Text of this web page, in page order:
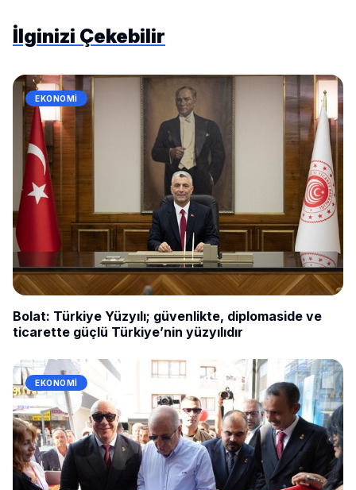
İlginizi Çekebilir
EKONOMI
Bolat: Türkiye Yüzyılı; güvenlikte, diplomaside ve
ticarette güçlü Türkiye’nin yüzyılıdır
EKONOMI